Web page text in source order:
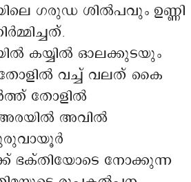
ഗരുഡ ശിൽപവും ഉണ്ണി
കയ്യിൽ ഓലക്കുടയും
വച്ച് വലത് കൈ
തോളിൽ
അവിൽ
ഭക്തിയോടെ നോക്കുന്ന